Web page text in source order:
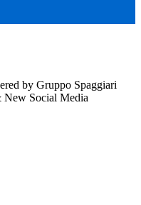
by Gruppo Spaggiari
New Social Media